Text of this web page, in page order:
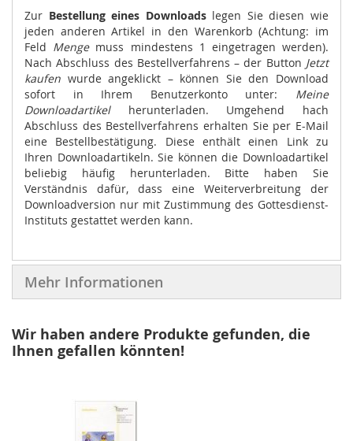
Zur Bestellung eines Downloadslegen Sie diesen wie
jeden anderen Artikel in den Warenkorb (Achtung: im
Feld Mengemuss mindestens 1 eingetragen werden).
Nach Abschluss des Bestellverfahrens – der Button Jetzt
kaufen wurde angeklickt – können Sie den Download
sofort in Ihrem Benutzerkonto unter: Meine
Downloadartikelherunterladen. Umgehend hach
Abschluss des Bestellverfahrens erhalten Sie per E-Mail
eine Bestellbestätigung. Diese enthält einen Link zu
Ihren Downloadartikeln. Sie können die Downloadartikel
beliebig häufig herunterladen. Bitte haben Sie
Verständnis dafür, dass eine Weiterverbreitung der
Downloadversion nur mit Zustimmung des Gottesdienst-
Instituts gestattet werden kann.
Mehr Informationen
Wir haben andere Produkte gefunden, die
Ihnen gefallen könnten!